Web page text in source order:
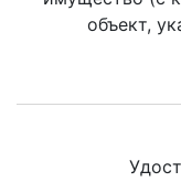
объект,